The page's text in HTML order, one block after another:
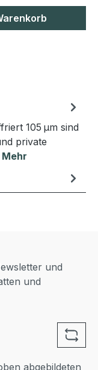
105 µm sind
private
Mehr
und
und
abgebildeten